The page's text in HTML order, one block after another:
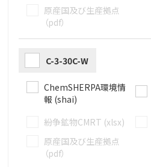
原産国及び生産拠点
（pdf）
C-3-30C-W
ChemSHERPA環境情
報 (shai)
紛争鉱物CMRT (xlsx)
原産国及び生産拠点
（pdf）